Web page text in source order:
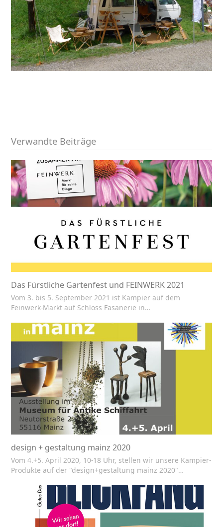
Verwandte Beiträge
Das Fürstliche Gartenfest und FEINWERK 2021
Vom 3. bis 5. September 2021 ist Kampier auf dem
Feinwerk-Markt auf Schloss Fasanerie in…
design + gestaltung mainz 2020
Vom 4.+5. April 2020, 10-18 Uhr, stellen wir unsere Kampier-
Produkte auf der "design+gestaltung mainz 2020"…